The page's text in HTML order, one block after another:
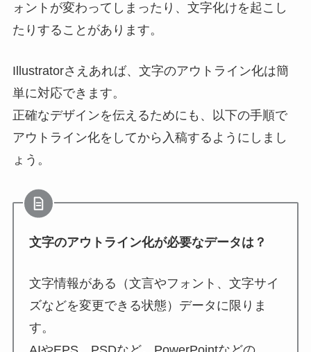
ォントが変わってしまったり、文字化けを起こし
たりすることがあります。
Illustratorさえあれば、文字のアウトライン化は簡
単に対応できます。
正確なデザインを伝えるためにも、
以下の手順で
アウトライン化をしてから入稿するようにしまし
ょう。
文字のアウトライン化が必要なデータは？
文字情報がある（文言やフォント、文字サイ
ズなどを変更できる状態）データに限りま
す。